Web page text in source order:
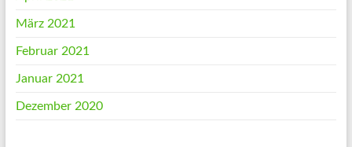
März 2021
Februar 2021
Januar 2021
Dezember 2020